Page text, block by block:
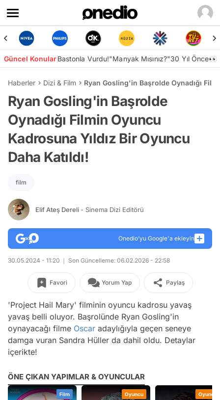
Güncel KonularBastonla Vurdu!"Manyak Mısınız?"30 Yıl Önce👀
Haberler Dizi & Film Ryan Gosling'in Başrolde Oynadığı
Ryan Gosling'in Başrolde
Oynadığı Filmin Oyuncu
Kadrosuna Yıldız Bir Oyuncu
Daha Katıldı!
film
Elif Ateş Dereli - Sinema Dizi Editörü
Onedio’yu Google'a ekleyin
30.05.2024 - 11:20 Son Güncelleme: 06.02.2026 - 22:58
Favori Yorum Yap Paylaş
'Project Hail Mary' filminin oyuncu kadrosu yavaş
yavaş belli oluyor. Başrolünde Ryan Gosling'in
oynayacağı filme Oscar adaylığıyla geçen seneye
damga vuran Sandra Hüller da dahil oldu. Detaylar
içerikte!
ÖNE ÇIKAN YAPIMLAR & OYUNCULAR
Film Oyuncu Oyuncu